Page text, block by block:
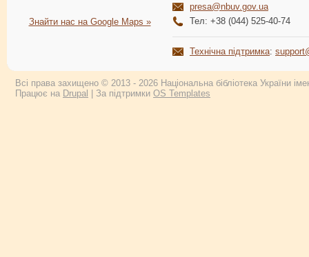
Знайти нас на Google Maps »
presa@nbuv.gov.ua
Тел: +38 (044) 525-40-74
Технічна підтримка:
Всі права захищено © 2013 - 2026 Національна бібліотека України
Працює на Drupal | За підтримки OS Templates